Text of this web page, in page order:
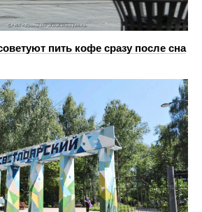
пить кофе сразу после сна